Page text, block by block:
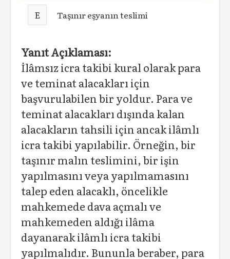
E Taşınır eşyanın teslimi
Yanıt Açıklaması:
İlâmsız icra takibi kural olarak para
ve teminat alacakları için
başvurulabilen bir yoldur. Para ve
teminat alacakları dışında kalan
alacakların tahsili için ancak ilâmlı
icra takibi yapılabilir. Örneğin, bir
taşınır malın teslimini, bir işin
yapılmasını veya yapılmamasını
talep eden alacaklı, öncelikle
mahkemede dava açmalı ve
mahkemeden aldığı ilâma
dayanarak ilâmlı icra takibi
yapılmalıdır. Bununla beraber, para